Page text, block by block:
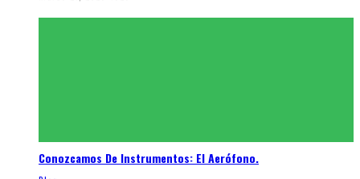
Conozcamos De Instrumentos: El Aerófono.